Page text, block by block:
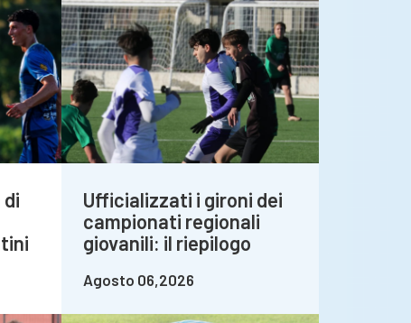
di
Ufficializzati i gironi dei
campionati regionali
giovanili: il riepilogo
Agosto 06,2026